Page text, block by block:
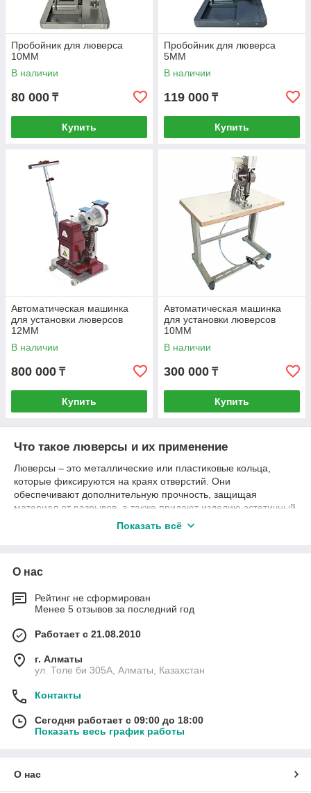
Пробойник для люверса
10MM
В наличии
80 000 ₸
Купить
Пробойник для люверса
5MM
В наличии
119 000 ₸
Купить
Автоматическая машинка
для установки люверсов
12MM
В наличии
800 000 ₸
Купить
Автоматическая машинка
для установки люверсов
10MM
В наличии
300 000 ₸
Купить
Что такое люверсы и их применение
Люверсы – это металлические или пластиковые кольца,
которые фиксируются на краях отверстий. Они
обеспечивают дополнительную прочность, защищая
материал от разрывов, а также придают изделию эстетичный
вид. Используются люверсы:
в наружной рекламе
плакатов);
(изготовление папок,
в изготовлении тентов,
чехлов, одежды и
Люверсы представлены в
различных размерах и
материалах, чтобы соответствовать требованиям каждого
для легких материалов.
Показать всё
О нас
Рейтинг не сформирован
Менее 5 отзывов за последний год
Работает с 21.08.2010
г. Алматы
ул. Толе би 305А, Алматы, Казахстан
Контакты
Сегодня работает с 09:00 до 18:00
Показать весь график работы
О нас